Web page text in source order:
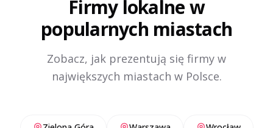
Firmy lokalne w
popularnych miastach
Zobacz, jak prezentują się firmy w
największych miastach w Polsce.